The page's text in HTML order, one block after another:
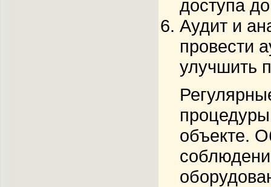
доступа
Аудит и
провести
улучшить
объекте.